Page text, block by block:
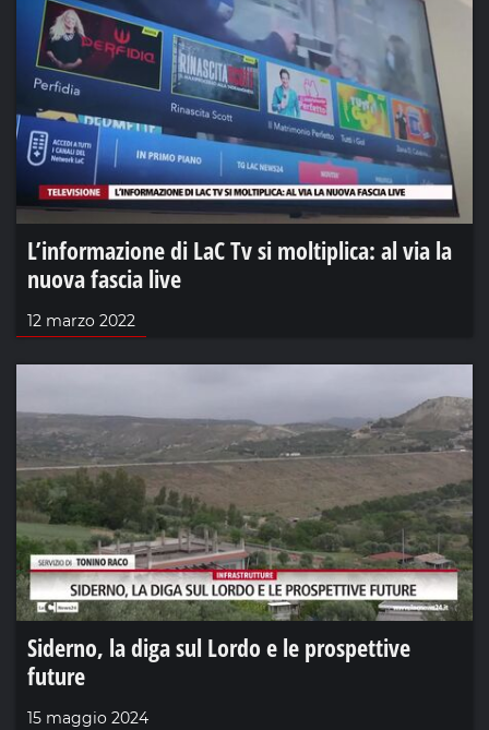
L’informazione di LaC Tv si moltiplica: al via la
nuova fascia live
12 marzo 2022
Siderno, la diga sul Lordo e le prospettive
future
15 maggio 2024